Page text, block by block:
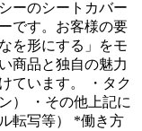
ーのシートカバー
です。お客様の要
を形にする」をモ
商品と独自の魅力
ています。 ・タク
） ・その他上記に
転写等） *働き方